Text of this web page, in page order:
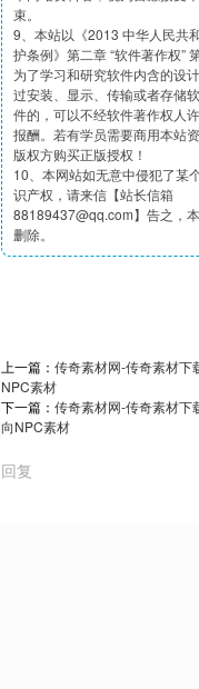
束。
9、本站以《2013 中华人民共
护条例》第二章 “软件著作权”
为了学习和研究软件内含的设
过安装、显示、传输或者存储
件的，可以不经软件著作权人
报酬。若有学员需要商用本站
版权方购买正版授权！
10、本网站如无意中侵犯了某
识产权，请来信【站长信箱
88189437@qq.com】告之，
删除。
上一篇： 传奇素材网-传奇素材下
NPC素材
下一篇： 传奇素材网-传奇素材下
向NPC素材
回复